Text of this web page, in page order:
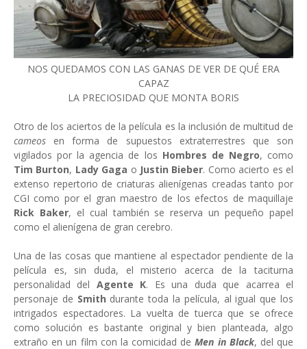
NOS QUEDAMOS CON LAS GANAS DE VER DE QUÉ ERA
CAPAZ
LA PRECIOSIDAD QUE MONTA BORIS
Otro de los aciertos de la película es la inclusión de multitud de
cameos en forma de supuestos extraterrestres que son
vigilados por la agencia de los Hombres de Negro, como
Tim Burton, Lady Gaga o Justin Bieber. Como acierto es el
extenso repertorio de criaturas alienígenas creadas tanto por
CGI como por el gran maestro de los efectos de maquillaje
Rick Baker, el cual también se reserva un pequeño papel
como el alienígena de gran cerebro.
Una de las cosas que mantiene al espectador pendiente de la
película es, sin duda, el misterio acerca de la taciturna
personalidad del Agente K. Es una duda que acarrea el
personaje de Smith durante toda la película, al igual que los
intrigados espectadores. La vuelta de tuerca que se ofrece
como solución es bastante original y bien planteada, algo
extraño en un film con la comicidad deMen in Black, del que